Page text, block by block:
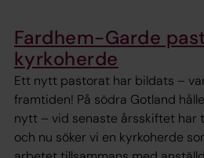
Fardhem-Garde
kyrkoherde
Ett nytt pastorat har bildats –
framtiden! På södra Gotland
nytt – vid senaste årsskiftet
och nu söker vi en kyrkoherde